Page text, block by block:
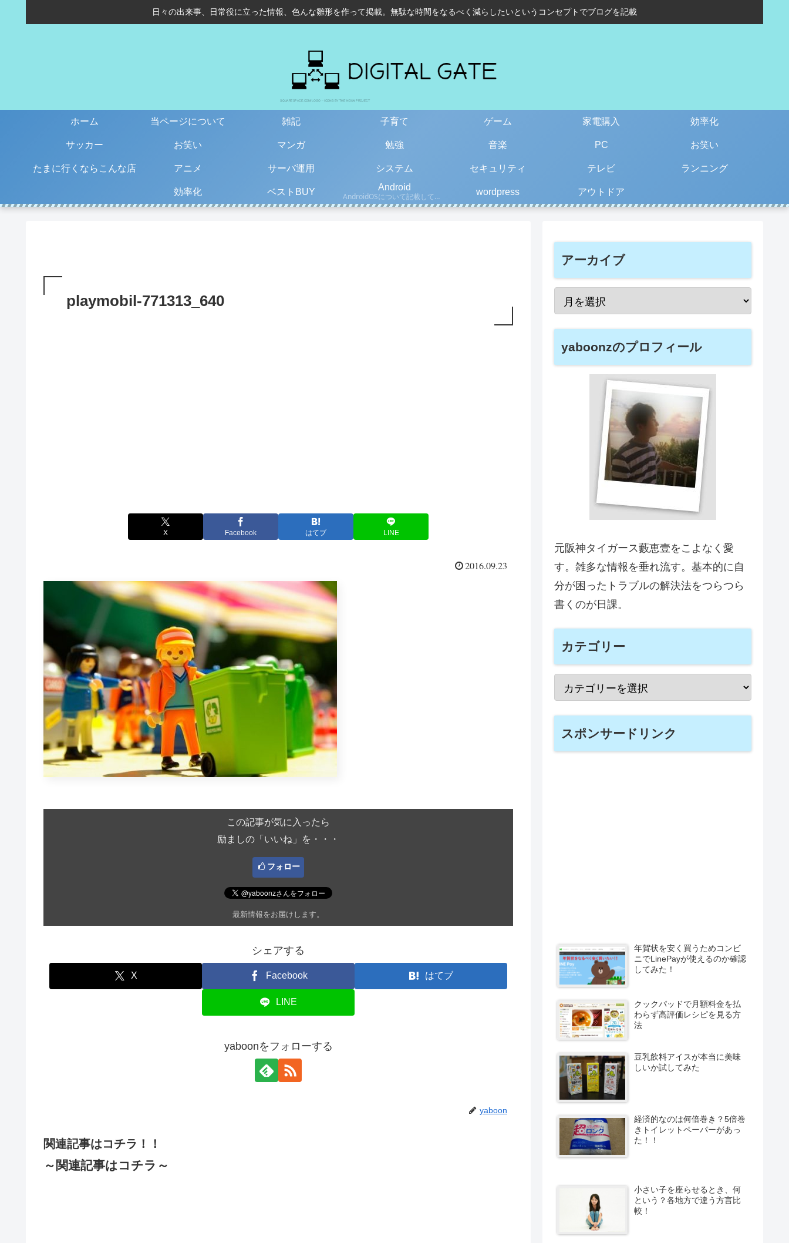
日々の出来事、日常役に立った情報、色んな雛形を作って掲載。無駄な時間をなるべく減らしたいというコンセプトでブログを記載
ホーム 当ページについて 雑記 子育て ゲーム 家電購入 効率化
サッカー お笑い マンガ 勉強 音楽 PC お笑い
たまに行くならこんな店 アニメ サーバ運用 システム セキュリティ テレビ ランニング
効率化 ベストBUY
Android
AndroidOSについて記載しています。古い情報もあるので、更新日を確認して下さい。
wordpress アウトドア
playmobil-771313_640
X Facebook はてブ LINE
2016.09.23
この記事が気に入ったら
励ましの「いいね」を・・・
フォロー
最新情報をお届けします。
シェアする
X Facebook はてブ
LINE
yaboonをフォローする
yaboon
関連記事はコチラ！！
～関連記事はコチラ～
アーカイブ
yaboonzのプロフィール
元阪神タイガース藪恵壹をこよなく愛
す。雑多な情報を垂れ流す。基本的に自
分が困ったトラブルの解決法をつらつら
書くのが日課。
カテゴリー
スポンサードリンク
年賀状を安く買うためコンビ
ニでLinePayが使えるのか確認
してみた！
クックパッドで月額料金を払
わらず高評価レシピを見る方
法
豆乳飲料アイスが本当に美味
しいか試してみた
経済的なのは何倍巻き？5倍巻
きトイレットペーパーがあっ
た！！
小さい子を座らせるとき、何
という？各地方で違う方言比
較！